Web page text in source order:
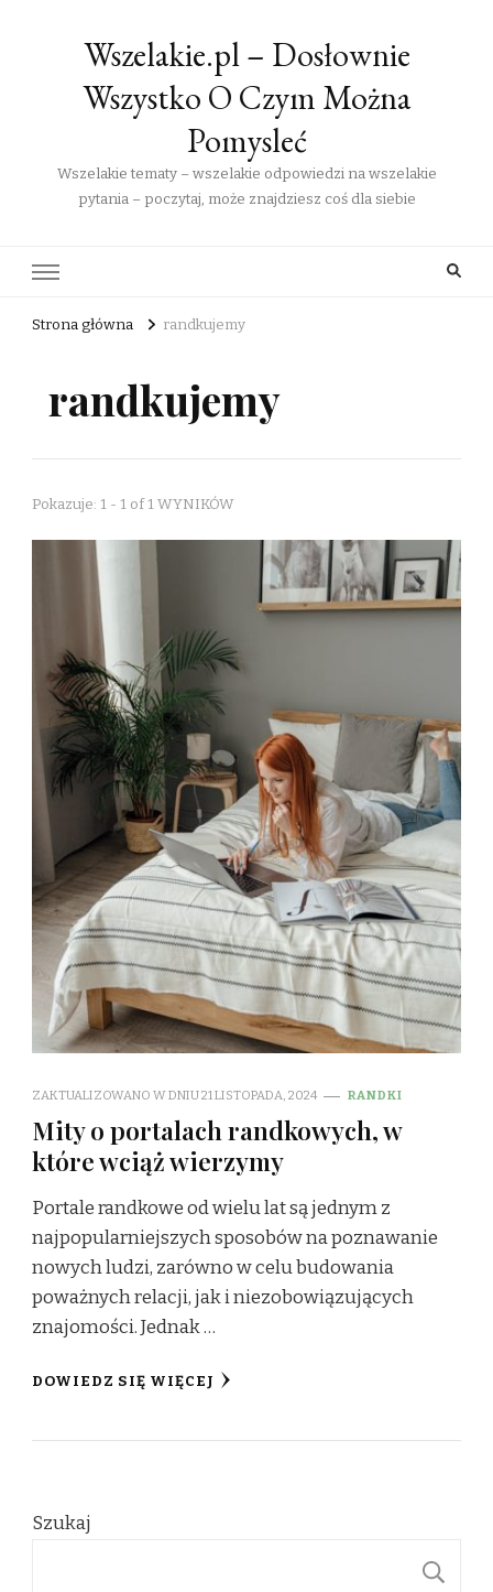
Wszelakie.pl – Dosłownie
Wszystko O Czym Można
Pomysleć
Wszelakie tematy – wszelakie odpowiedzi na wszelakie
pytania – poczytaj, może znajdziesz coś dla siebie
Strona główna randkujemy
randkujemy
Pokazuje: 1 - 1 of 1 WYNIKÓW
ZAKTUALIZOWANO W DNIU21 LISTOPADA, 2024 RANDKI
Mity o portalach randkowych, w
które wciąż wierzymy
Portale randkowe od wielu lat są jednym z
najpopularniejszych sposobów na poznawanie
nowych ludzi, zarówno w celu budowania
poważnych relacji, jak i niezobowiązujących
znajomości. Jednak …
DOWIEDZ SIĘ WIĘCEJ
Szukaj